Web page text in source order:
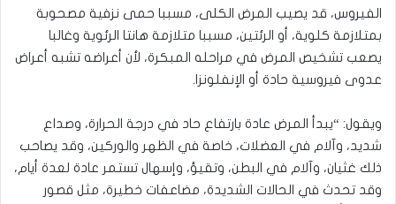
الفيروس، قد يصيب المرض الكلى، مسببا حمى نزفية مصحوبة
بمتلازمة كلوية، أو الرئتين، مسببا متلازمة هانتا الرئوية وغالبا
يصعب تشخيص المرض في مراحله المبكرة، لأن أعراضه تشبه أعراض
عدوى فيروسية حادة أو الإنفلونزا.
ويقول: “يبدأ المرض عادة بارتفاع حاد في درجة الحرارة، وصداع
شديد، وآلام في العضلات، خاصة في الظهر والوركين، وقد يصاحب
ذلك غثيان، وآلام في البطن، وتقيؤ، وإسهال تستمر عادة لعدة أيام،
وقد تحدث في الحالات الشديدة، مضاعفات خطيرة، مثل قصور